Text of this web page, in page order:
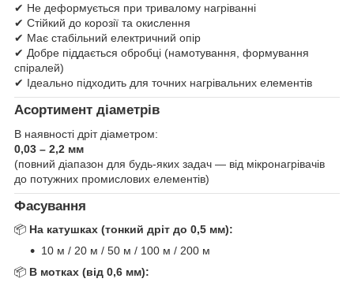
✔ Не деформується при тривалому нагріванні
✔ Стійкий до корозії та окислення
✔ Має стабільний електричний опір
✔ Добре піддається обробці (намотування, формування
спіралей)
✔ Ідеально підходить для точних нагрівальних елементів
Асортимент діаметрів
В наявності дріт діаметром:
0,03 – 2,2 мм
(повний діапазон для будь-яких задач — від мікронагрівачів
до потужних промислових елементів)
Фасування
📦 На катушках (тонкий дріт до 0,5 мм):
10 м / 20 м / 50 м / 100 м / 200 м
📦 В мотках (від 0,6 мм):